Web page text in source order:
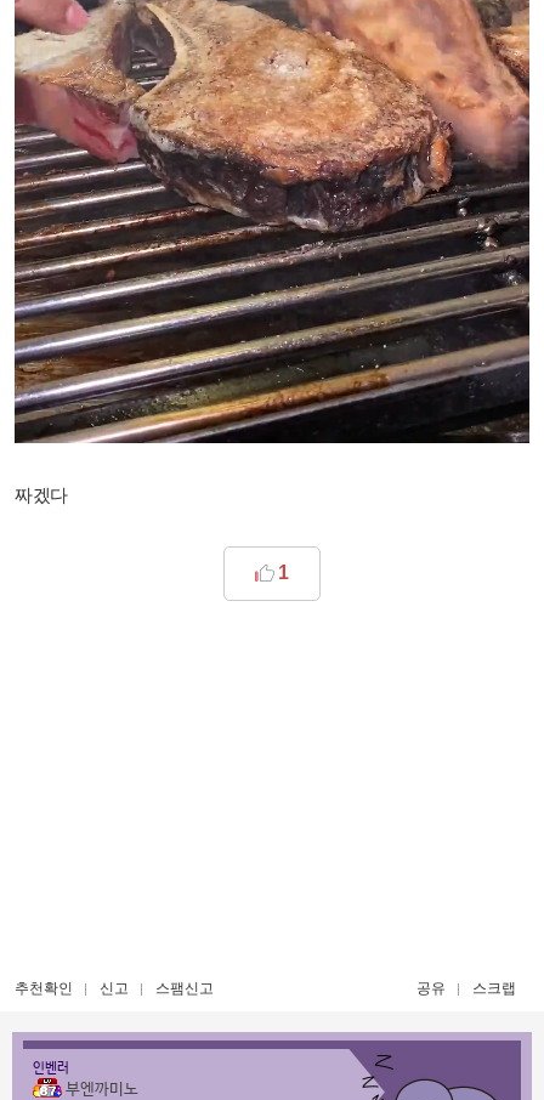
짜겠다
1
추천확인 신고 스팸신고 공유 스크랩
인벤러
부엔까미노